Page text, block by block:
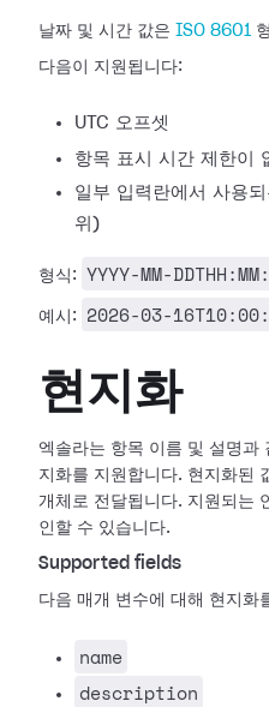
날짜 및 시간 값은 ISO 8601
다음이 지원됩니다:
UTC 오프셋
항목 표시 시간 제한이
일부 입력란에서 사용되
위)
형식: YYYY-MM-
예시: 2026-03-
현지화
엑솔라는 항목 이름 및 설명과
지화를 지원합니다. 현지화된
개체로 전달됩니다. 지원되는
인할 수 있습니다.
Supported fields
다음 매개 변수에 대해 현지화
name
description